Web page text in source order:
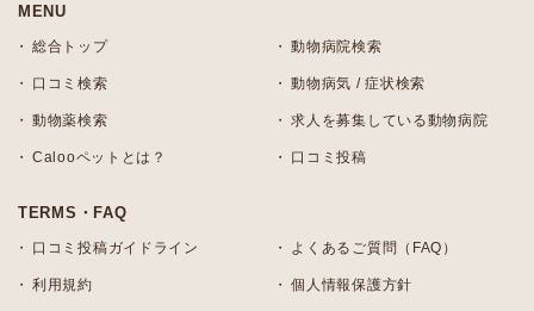
MENU
総合トップ 動物病院検索
口コミ検索 動物病気 / 症状検索
動物薬検索 求人を募集している動物病院
Calooペットとは？ 口コミ投稿
TERMS・FAQ
口コミ投稿ガイドライン よくあるご質問（FAQ）
利用規約 個人情報保護方針